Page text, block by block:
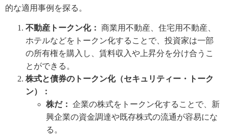
的な適用事例を探る。
不動産トークン化： 商業用不動産、住宅用不動産、
ホテルなどをトークン化することで、投資家は一部
の所有権を購入し、賃料収入や上昇分を分け合うこ
とができる。
株式と債券のトークン化（セキュリティー・トーク
ン）：
株だ： 企業の株式をトークン化することで、新
興企業の資金調達や既存株式の流通が容易にな
る。